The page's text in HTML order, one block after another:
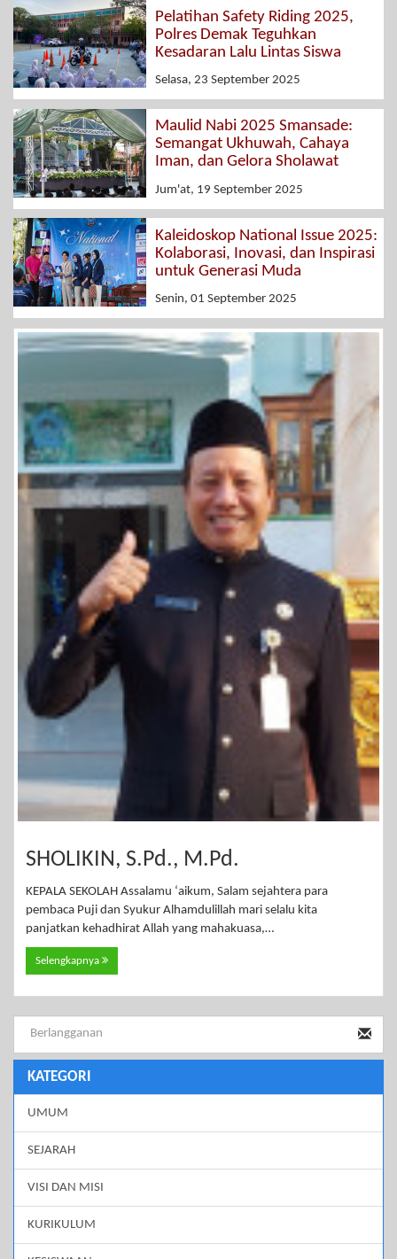
Pelatihan Safety Riding 2025,
Polres Demak Teguhkan
Kesadaran Lalu Lintas Siswa
Selasa, 23 September 2025
Maulid Nabi 2025 Smansade:
Semangat Ukhuwah, Cahaya
Iman, dan Gelora Sholawat
Jum'at, 19 September 2025
Kaleidoskop National Issue 2025:
Kolaborasi, Inovasi, dan Inspirasi
untuk Generasi Muda
Senin, 01 September 2025
SHOLIKIN, S.Pd., M.Pd.
KEPALA SEKOLAH Assalamu ‘aikum, Salam sejahtera para
pembaca Puji dan Syukur Alhamdulillah mari selalu kita
panjatkan kehadhirat Allah yang mahakuasa,…
Selengkapnya
KATEGORI
UMUM
SEJARAH
VISI DAN MISI
KURIKULUM